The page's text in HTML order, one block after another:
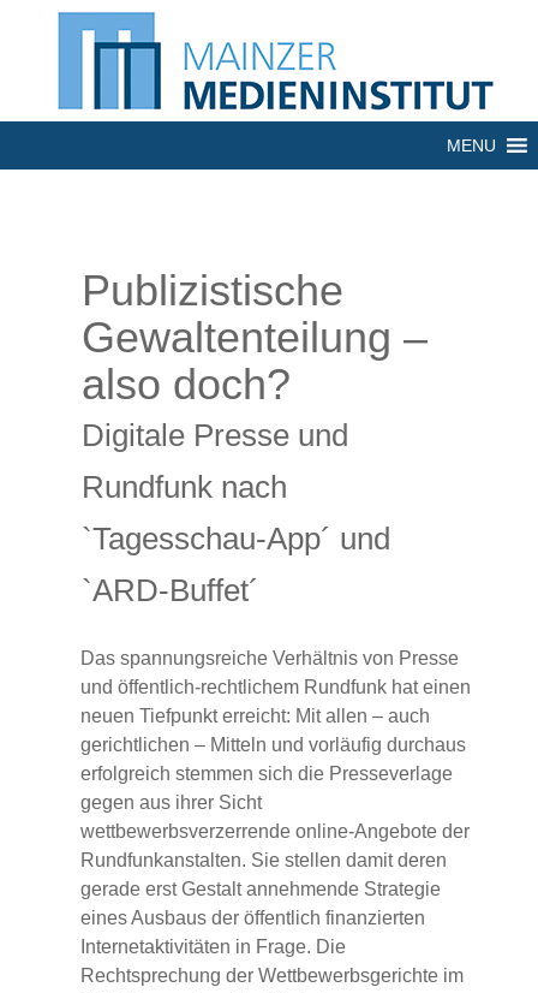
MENU
Publizistische
Gewaltenteilung –
also doch?
Digitale Presse und
Rundfunk nach
`Tagesschau-App´ und
`ARD-Buffet´
Das spannungsreiche Verhältnis von Presse
und öffentlich-rechtlichem Rundfunk hat einen
neuen Tiefpunkt erreicht: Mit allen – auch
gerichtlichen – Mitteln und vorläufig durchaus
erfolgreich stemmen sich die Presseverlage
gegen aus ihrer Sicht
wettbewerbsverzerrende online-Angebote der
Rundfunkanstalten. Sie stellen damit deren
gerade erst Gestalt annehmende Strategie
eines Ausbaus der öffentlich finanzierten
Internetaktivitäten in Frage. Die
Rechtsprechung der Wettbewerbsgerichte im